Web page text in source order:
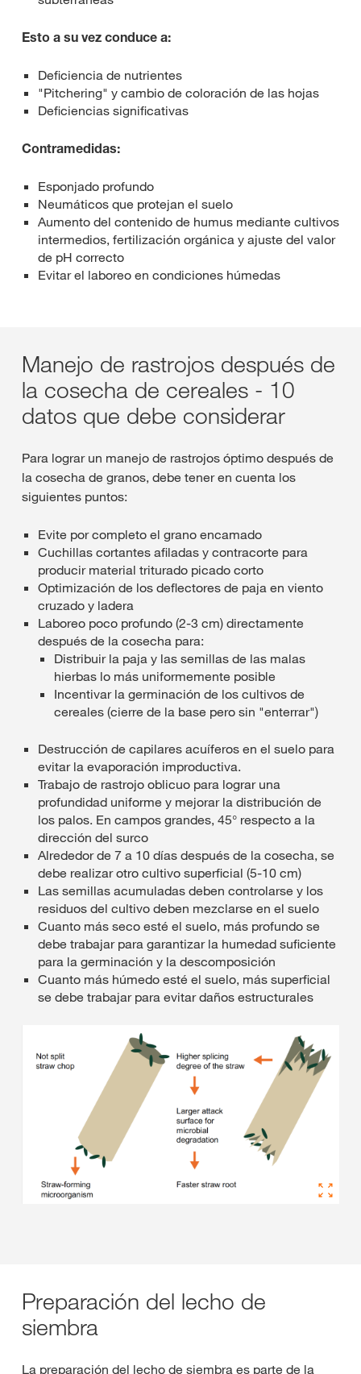
Esto a su vez conduce a:
Deficiencia de nutrientes
"Pitchering" y cambio de coloración de las hojas
Deficiencias significativas
Contramedidas:
Esponjado profundo
Neumáticos que protejan el suelo
Aumento del contenido de humus mediante cultivos
intermedios, fertilización orgánica y ajuste del valor
de pH correcto
Evitar el laboreo en condiciones húmedas
Manejo de rastrojos después de
la cosecha de cereales - 10
datos que debe considerar
Para lograr un manejo de rastrojos óptimo después de
la cosecha de granos, debe tener en cuenta los
siguientes puntos:
Evite por completo el grano encamado
Cuchillas cortantes afiladas y contracorte para
producir material triturado picado corto
Optimización de los deflectores de paja en viento
cruzado y ladera
Laboreo poco profundo (2-3 cm) directamente
después de la cosecha para:
Distribuir la paja y las semillas de las malas
hierbas lo más uniformemente posible
Incentivar la germinación de los cultivos de
cereales (cierre de la base pero sin "enterrar")
Destrucción de capilares acuíferos en el suelo para
evitar la evaporación improductiva.
Trabajo de rastrojo oblicuo para lograr una
profundidad uniforme y mejorar la distribución de
los palos. En campos grandes, 45° respecto a la
dirección del surco
Alrededor de 7 a 10 días después de la cosecha, se
debe realizar otro cultivo superficial (5-10 cm)
Las semillas acumuladas deben controlarse y los
residuos del cultivo deben mezclarse en el suelo
Cuanto más seco esté el suelo, más profundo se
debe trabajar para garantizar la humedad suficiente
para la germinación y la descomposición
Cuanto más húmedo esté el suelo, más superficial
se debe trabajar para evitar daños estructurales
Preparación del lecho de
siembra
La preparación del lecho de siembra es parte de la